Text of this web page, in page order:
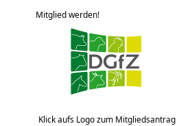
Mitglied werden!
Klick aufs Logo zum Mitgliedsantrag